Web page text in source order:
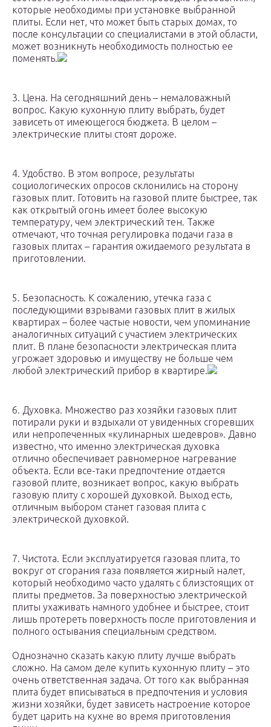
которые необходимы при установке выбранной
плиты. Если нет, что может быть старых домах, то
после консультации со специалистами в этой области,
может возникнуть необходимость полностью ее
поменять.
3. Цена. На сегодняшний день – немаловажный
вопрос. Какую кухонную плиту выбрать, будет
зависеть от имеющегося бюджета. В целом –
электрические плиты стоят дороже.
4. Удобство. В этом вопросе, результаты
социологических опросов склонились на сторону
газовых плит. Готовить на газовой плите быстрее, так
как открытый огонь имеет более высокую
температуру, чем электрический тен. Также
отмечают, что точная регулировка подачи газа в
газовых плитах – гарантия ожидаемого результата в
приготовлении.
5. Безопасность. К сожалению, утечка газа с
последующими взрывами газовых плит в жилых
квартирах – более частые новости, чем упоминание
аналогичных ситуаций с участием электрических
плит. В плане безопасности электрическая плита
угрожает здоровью и имуществу не больше чем
любой электрический прибор в квартире.
6. Духовка. Множество раз хозяйки газовых плит
потирали руки и вздыхали от увиденных сгоревших
или непропеченных «кулинарных шедевров». Давно
известно, что именно электрическая духовка
отлично обеспечивает равномерное нагревание
объекта. Если все-таки предпочтение отдается
газовой плите, возникает вопрос, какую выбрать
газовую плиту с хорошей духовкой. Выход есть,
отличным выбором станет газовая плита с
электрической духовкой.
7. Чистота. Если эксплуатируется газовая плита, то
вокруг от сгорания газа появляется жирный налет,
который необходимо часто удалять с близстоящих от
плиты предметов. За поверхностью электрической
плиты ухаживать намного удобнее и быстрее, стоит
лишь протереть поверхность после приготовления и
полного остывания специальным средством.
Однозначно сказать какую плиту лучше выбрать
сложно. На самом деле купить кухонную плиту – это
очень ответственная задача. От того как выбранная
плита будет вписываться в предпочтения и условия
жизни хозяйки, будет зависеть настроение которое
будет царить на кухне во время приготовления